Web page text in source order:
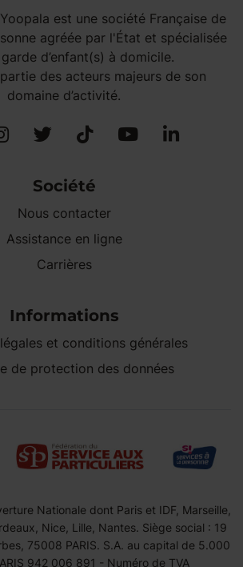
est une société Française de
agréée par l'État et spécialisée
d’enfant(s) à domicile.
des acteurs majeurs de son
domaine d’activité.
Société
Nous contacter
Assistance en ligne
Carrières
Informations
et conditions générales
de protection des données
Nationale dont Paris et IDF, Marseille,
Nice, Lille, Nantes. Siège social : 19
75008 PARIS. S.A. au capital de 5.000
942 006 891 - Numéro de TVA